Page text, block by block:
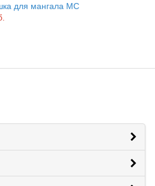
для мангала МС